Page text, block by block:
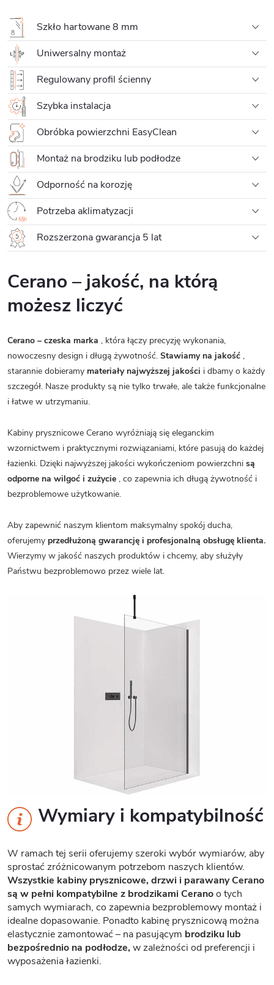
Szkło hartowane 8 mm
Uniwersalny montaż
Regulowany profil ścienny
Szybka instalacja
Obróbka powierzchni EasyClean
Montaż na brodziku lub podłodze
Odporność na korozję
Potrzeba aklimatyzacji
Rozszerzona gwarancja 5 lat
Cerano – jakość, na którą
możesz liczyć
Cerano – czeska marka , która łączy precyzję wykonania,
nowoczesny design i długą żywotność. Stawiamy na jakość ,
starannie dobieramy materiały najwyższej jakości i dbamy o każdy
szczegół. Nasze produkty są nie tylko trwałe, ale także funkcjonalne
i łatwe w utrzymaniu.
Kabiny prysznicowe Cerano wyróżniają się eleganckim
wzornictwem i praktycznymi rozwiązaniami, które pasują do każdej
łazienki. Dzięki najwyższej jakości wykończeniom powierzchni są
odporne na wilgoć i zużycie , co zapewnia ich długą żywotność i
bezproblemowe użytkowanie.
Aby zapewnić naszym klientom maksymalny spokój ducha,
oferujemy przedłużoną gwarancję i profesjonalną obsługę klienta.
Wierzymy w jakość naszych produktów i chcemy, aby służyły
Państwu bezproblemowo przez wiele lat.
Wymiary i kompatybilność
W ramach tej serii oferujemy szeroki wybór wymiarów, aby
sprostać zróżnicowanym potrzebom naszych klientów.
Wszystkie kabiny prysznicowe, drzwi i parawany Cerano
są w pełni kompatybilne z brodzikami Ceranoo tych
samych wymiarach, co zapewnia bezproblemowy montaż i
idealne dopasowanie. Ponadto kabinę prysznicową można
elastycznie zamontować – na pasującym brodziku lub
bezpośrednio na podłodze,w zależności od preferencji i
wyposażenia łazienki.